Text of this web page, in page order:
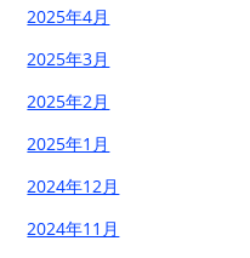
2025年4月
2025年3月
2025年2月
2025年1月
2024年12月
2024年11月